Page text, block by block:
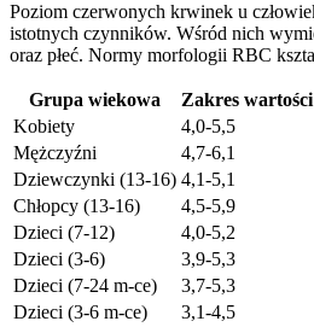
Poziom czerwonych krwinek u
istotnych czynników. Wśród nich
oraz płeć. Normy morfologii RBC
Grupa wiekowa
Zakres
Kobiety
4,0-5,5
Mężczyźni
4,7-6,1
Dziewczynki (13-16) 4,1-5,1
Chłopcy (13-16)
4,5-5,9
Dzieci (7-12)
4,0-5,2
Dzieci (3-6)
3,9-5,3
Dzieci (7-24 m-ce)
3,7-5,3
Dzieci (3-6 m-ce)
3,1-4,5